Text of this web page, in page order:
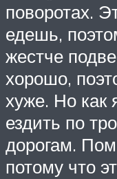
поворотах.
едешь,
жестче
хорошо,
хуже. Но как
ездить по
дорогам.
потому что